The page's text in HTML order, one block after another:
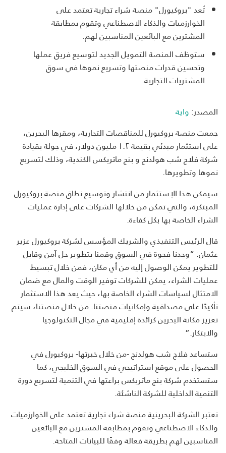
تُعد "بروكيورل" منصة شراء تجارية تعتمد على
الخوارزميات والذكاء الاصطناعي وتقوم بمطابقة
المشترين مع البائعين المناسبين لهم.
ستوظف المنصة التمويل الجديد لتوسيع فريق عملها
وتحسين قدرات منصتها وتسريع نموها في سوق
المشتريات التجارية.
المصدر:واية
جمعت منصة بروكيورل للمناقصات التجارية، ومقرها البحرين،
على استثمار مبدئي بقيمة ١.٢ مليون دولار، في جولة بقيادة
شركة فلاج شب هولدنج و بنج ماتريكس الكندية، وذلك لتسريع
نموها وتطويرها.
سيمكن هذا الإستثمار من انتشار وتوسيع نطاق منصة بروكيورل
المبتكرة، والتي تمكن من خلالها الشركات على إدارة عمليات
الشراء الخاصة بها بكل كفاءة.
قال الرئيس التنفيذي والشريك المؤسس لشركة بروكيورل عزير
عثمان: “وجدنا فجوة في السوق وقمنا بتطوير حل آمن وقابل
للتطوير يمكن الوصول إليه من أي مكان، فمن خلال تبسيط
عمليات الشراء، يمكن للشركات توفير الوقت والمال مع ضمان
الامتثال لسياسات الشراء الخاصة بها، حيث يعد هذا الاستثمار
تأكيدًا على مصداقية وإمكانيات منصتنا. من خلال منصتنا، سيتم
تعزيز مكانة البحرين كرائدة إقليمية في مجال التكنولوجيا
والابتكار”.
ستساعد فلاج شب هولدنج -من خلال خبرتها- بروكيورل في
الحصول على موقع استراتيجي في السوق الخليجي، كما
ستستخدم شركة بنج ماتريكس براعتها في التنمية لتسريع دورة
التنمية الداخلية للشركة الناشئة.
تعتبر الشركة البحرينية منصة شراء تجارية تعتمد على الخوارزميات
والذكاء الاصطناعي وتقوم بمطابقة المشترين مع البائعين
المناسبين لهم بطريقة فعالة وفقًا للبيانات المتاحة.